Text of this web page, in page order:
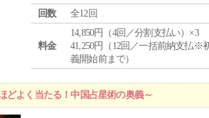
回数
全12回
料金
14,850円（4回／分割支払い）×3
41,250円（12回／一括前納支払※
義開始前まで）
よく当たる！中国占星術の奥義～